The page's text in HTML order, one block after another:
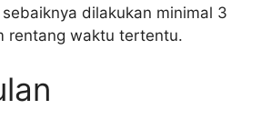
dilakukan minimal 3
rentang waktu tertentu.